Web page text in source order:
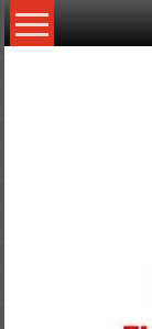
Skip
to